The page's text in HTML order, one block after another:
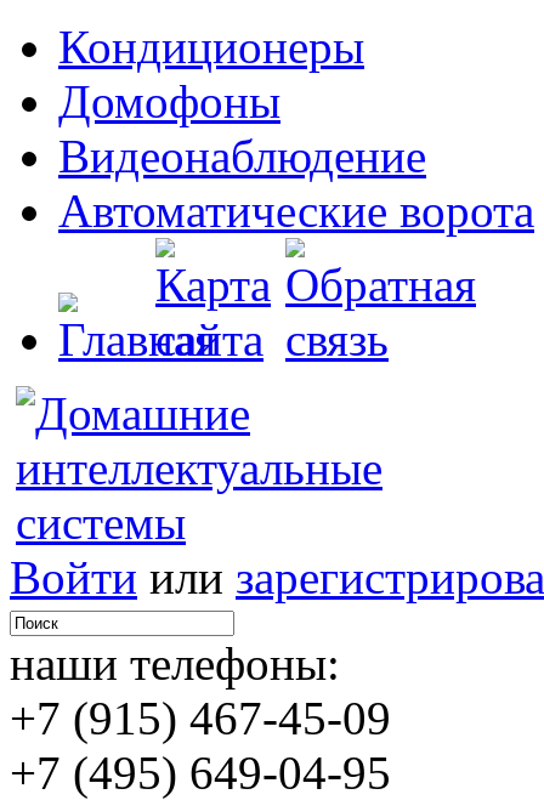
Кондиционеры
Домофоны
Видеонаблюдение
Автоматические ворота
Войти или
наши телефоны:
+7 (915) 467-45-09
+7 (495) 649-04-95